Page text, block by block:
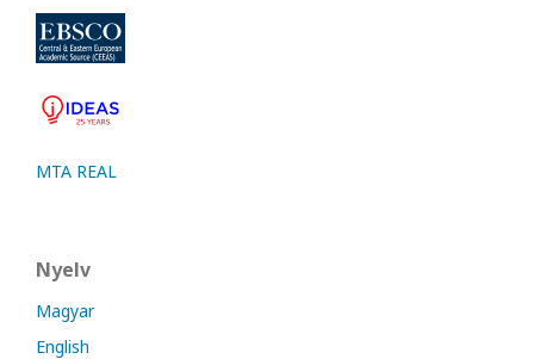
MTA REAL
Nyelv
Magyar
English